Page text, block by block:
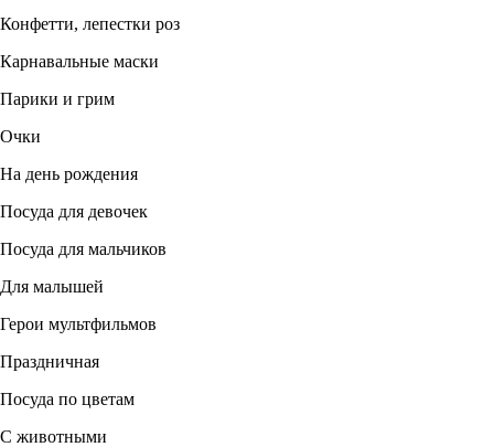
Конфетти, лепестки роз
Карнавальные маски
Парики и грим
Очки
На день рождения
Посуда для девочек
Посуда для мальчиков
Для малышей
Герои мультфильмов
Праздничная
Посуда по цветам
С животными